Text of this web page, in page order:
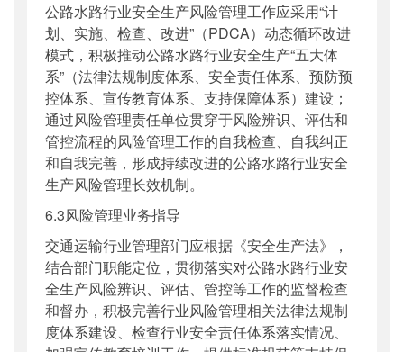
公路水路行业安全生产风险管理工作应采用“计
划、实施、检查、改进”（PDCA）动态循环改进
模式，积极推动公路水路行业安全生产“五大体
系”（法律法规制度体系、安全责任体系、预防预
控体系、宣传教育体系、支持保障体系）建设；
通过风险管理责任单位贯穿于风险辨识、评估和
管控流程的风险管理工作的自我检查、自我纠正
和自我完善，形成持续改进的公路水路行业安全
生产风险管理长效机制。
6.3风险管理业务指导
交通运输行业管理部门应根据《安全生产法》，
结合部门职能定位，贯彻落实对公路水路行业安
全生产风险辨识、评估、管控等工作的监督检查
和督办，积极完善行业风险管理相关法律法规制
度体系建设、检查行业安全责任体系落实情况、